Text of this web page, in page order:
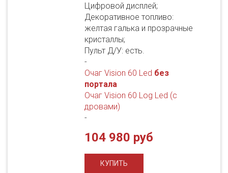
Цифровой дисплей;
Декоративное топливо:
желтая галька и прозрачные
кристаллы;
Пульт Д/У: есть.
-
Очаг Vision 60 Led без
портала
Очаг Vision 60 Log Led (с
дровами)
-
104 980 руб